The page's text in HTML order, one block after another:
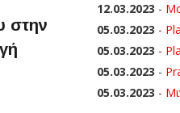
στην
12.03.2023 -
05.03.2023 -
05.03.2023 -
05.03.2023 -
05.03.2023 -